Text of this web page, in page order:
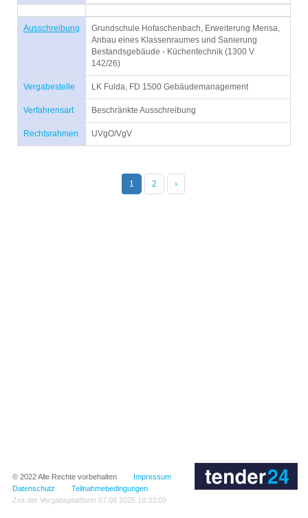
Ausschreibung
Grundschule Hofaschenbach, Erweiterung Mensa,
Anbau eines Klassenraumes und Sanierung
Bestandsgebäude - Küchentechnik (1300 V
142/26)
Vergabestelle LK Fulda, FD 1500 Gebäudemanagement
Verfahrensart Beschränkte Ausschreibung
Rechtsrahmen UVgO/VgV
1 2 ›
© 2022Alle Rechte vorbehalten
Impressum
Datenschutz
Teilnahmebedingungen
Zeit der Vergabeplattform 07.08.2026 18:33:09